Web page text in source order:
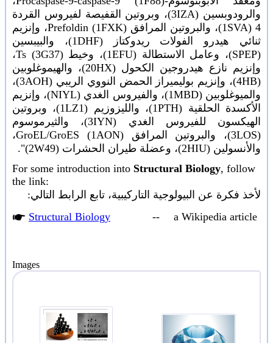
والرودوبسين (3IZA)، وبروتين القفيصة لفيروس القردة
4 (1SVA)، والبروتين المرافق Prefoldin (1FXK)، وإنزيم
ثنائي هيدرو الفولات ريدوكتاز (1DHF)، والبيبسين
(SPEP)، وعامل الاستطالة (1EFU)، وخيط Ts (3G37)،
وإنزيم نازع هيدروجين الكحول (20HX)، والهيموغلوبين
(4HB)، وإنزيم بوليميراز الحمض النووي الريبي (3AOH)،
والميوغلوبين (1MBD)، والفيروس الغدي (NIYL)، وإنزيم
الأكسدة الحلقية (1PTH)، والليزوزيم (1LZ1)، وبروتين
الهيكسون للفيروس الغدي (3IYN)، والثيرموسوم
(3LOS)، والبروتين المرافق GroEL/GroES (1AON)،
والأنسولين (2HIU)، وعضلة طيران الحشرات (2W49)".
For some introduction into Structural Biology, follow
the link:
لأخذ فكرة عن البيولوجية التاركيبية، تابع الرابط التالي:
🖝 Structural Biology -- a Wikipedia article
Images